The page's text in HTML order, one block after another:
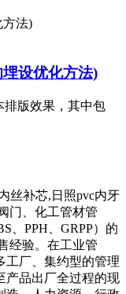
设优化方法)
版效果，其中包
丝补芯,日照pvc内牙
门、化工管材管
、PPH、GRPP）的
经验。在工业管
工厂、集约型的管理
产品出厂全过程的现